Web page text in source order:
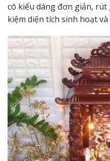
có kiểu dáng đơn giản,
kiệm diện tích sinh hoạt